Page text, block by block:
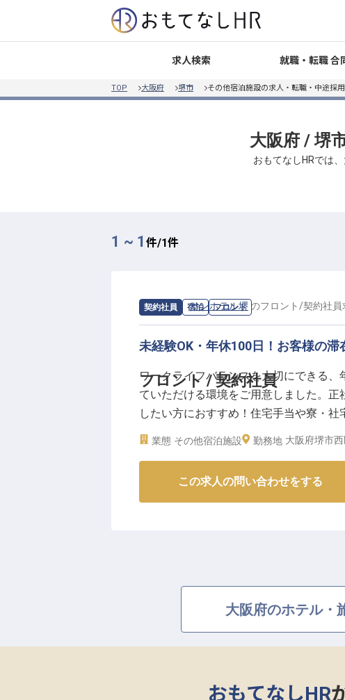
求人検索 就職・転職 合
TOP 大阪府 堺市 その他宿泊施設の求人・転職・中途採
大阪府 / 堺
おもてなしHRでは
1 ~ 1 件/1件
契約社員 宿泊 フロント
フロント / 契約社員
求人情報：サンホテル堺 のフロント /契約社員
未経験OK・年休100日！お客様の
ワークライフバランスを大切にできる
ていただける環境をご用意しました。
したい方におすすめ！住宅手当や寮・
福利厚生が魅力の職場です。南海本線石
アクセスの良さで観光やビジネスを目
業態 その他宿泊施設 勤務地 大阪府堺市
この求人の問い合わせをする
大阪府のホテル・
おもてなしHR